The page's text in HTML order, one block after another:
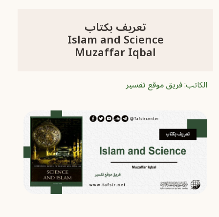
تعريف بكتاب
Islam and Science
Muzaffar Iqbal
الكاتب:فريق موقع تفسير